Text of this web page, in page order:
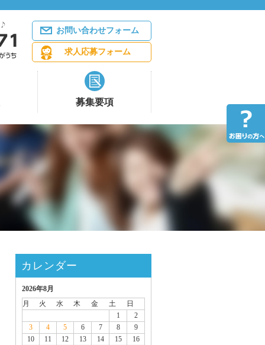
お問い合わせフォーム
求人応募フォーム
募集要項
カレンダー
2026年8月
月
火 水 木 金 土
日
1
2
3
4 5 6 7 8
9
10
11 12 13 14 15
16